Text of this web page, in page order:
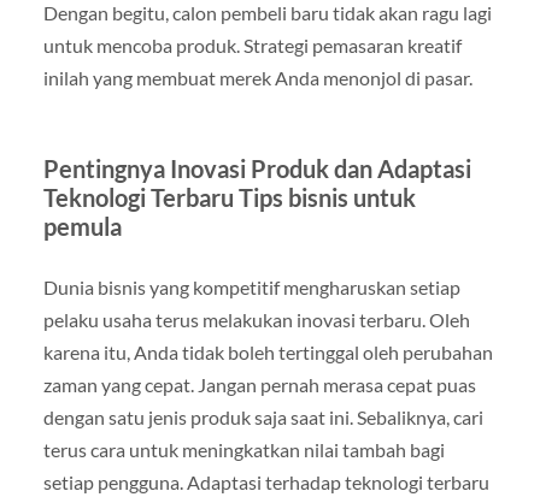
Dengan begitu, calon pembeli baru tidak akan ragu lagi
untuk mencoba produk. Strategi pemasaran kreatif
inilah yang membuat merek Anda menonjol di pasar.
Pentingnya Inovasi Produk dan Adaptasi
Teknologi Terbaru Tips bisnis untuk
pemula
Dunia bisnis yang kompetitif mengharuskan setiap
pelaku usaha terus melakukan inovasi terbaru. Oleh
karena itu, Anda tidak boleh tertinggal oleh perubahan
zaman yang cepat. Jangan pernah merasa cepat puas
dengan satu jenis produk saja saat ini. Sebaliknya, cari
terus cara untuk meningkatkan nilai tambah bagi
setiap pengguna. Adaptasi terhadap teknologi terbaru